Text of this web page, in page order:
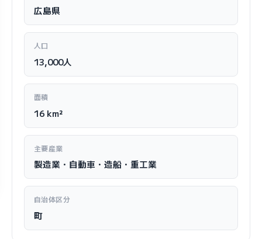
広島県
人口
13,000人
面積
16 km²
主要産業
製造業・自動車・造船・重工業
自治体区分
町